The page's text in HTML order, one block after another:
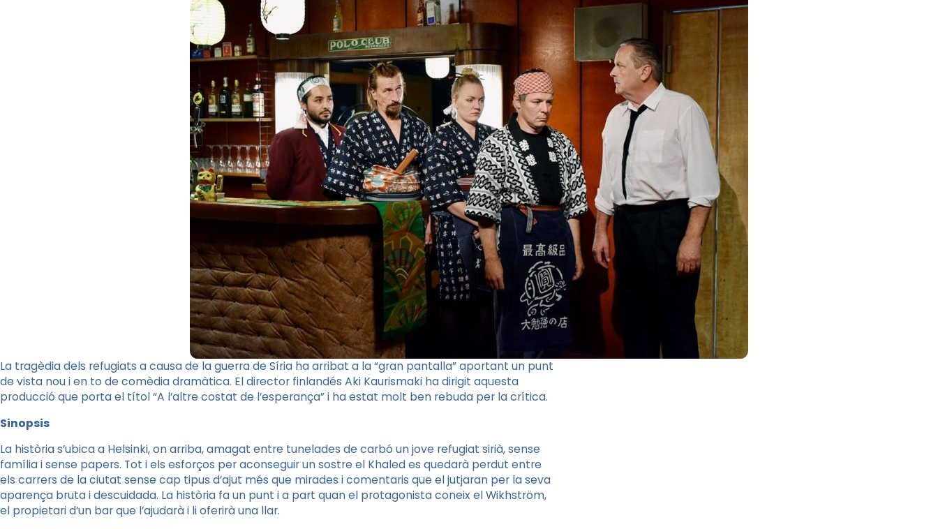
La tragèdia dels refugiats a causa de la guerra de Síria ha arribat a la “gran pantalla”aportant un punt
de vista nou i en to de comèdia dramàtica. El director finlandés Aki Kaurismaki ha dirigit aquesta
producció que porta el títol “A l’altre costat de l’esperança” i ha estat molt ben rebuda per la crítica.
Sinopsis
La història s’ubica a Helsinki, on arriba, amagat entre tunelades de carbó un jove refugiat sirià, sense
família i sense papers. Tot i els esforços per aconseguir un sostre el Khaledes quedarà perdut entre
els carrers de la ciutat sense cap tipus d’ajut més que mirades i comentaris que el jutjaran per la seva
aparença bruta i descuidada. La història fa un punt i a part quan el protagonista coneix elWikhström,
el propietari d’un bar que l’ajudarà i li oferirà una llar.